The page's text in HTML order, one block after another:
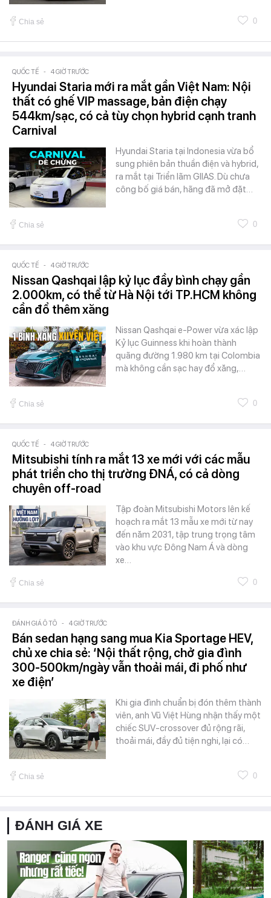
Chia sẻ 0
QUỐC TẾ - 4 GIỜ TRƯỚC
Hyundai Staria mới ra mắt gần Việt Nam: Nội
thất có ghế VIP massage, bản điện chạy
544km/sạc, có cả tùy chọn hybrid cạnh tranh
Carnival
Hyundai Staria tại Indonesia vừa bổ
sung phiên bản thuần điện và hybrid,
ra mắt tại Triển lãm GIIAS. Dù chưa
công bố giá bán, hãng đã mở đặt…
Chia sẻ 0
QUỐC TẾ - 4 GIỜ TRƯỚC
Nissan Qashqai lập kỷ lục đầy bình chạy gần
2.000km, có thể từ Hà Nội tới TP.HCM không
cần đổ thêm xăng
Nissan Qashqai e-Power vừa xác lập
Kỷ lục Guinness khi hoàn thành
quãng đường 1.980 km tại Colombia
mà không cần sạc hay đổ xăng,…
Chia sẻ 0
QUỐC TẾ - 4 GIỜ TRƯỚC
Mitsubishi tính ra mắt 13 xe mới với các mẫu
phát triển cho thị trường ĐNÁ, có cả dòng
chuyên off-road
Tập đoàn Mitsubishi Motors lên kế
hoạch ra mắt 13 mẫu xe mới từ nay
đến năm 2031, tập trung trọng tâm
vào khu vực Đông Nam Á và dòng
xe…
Chia sẻ 0
ĐÁNH GIÁ Ô TÔ - 4 GIỜ TRƯỚC
Bán sedan hạng sang mua Kia Sportage HEV,
chủ xe chia sẻ: ‘Nội thất rộng, chở gia đình
300-500km/ngày vẫn thoải mái, đi phố như
xe điện’
Khi gia đình chuẩn bị đón thêm thành
viên, anh Vũ Việt Hùng nhận thấy một
chiếc SUV-crossover đủ rộng rãi,
thoải mái, đầy đủ tiện nghi, lại có…
Chia sẻ 0
ĐÁNH GIÁ XE